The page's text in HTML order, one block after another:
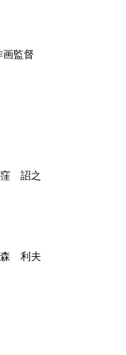
監督
詔之
利夫